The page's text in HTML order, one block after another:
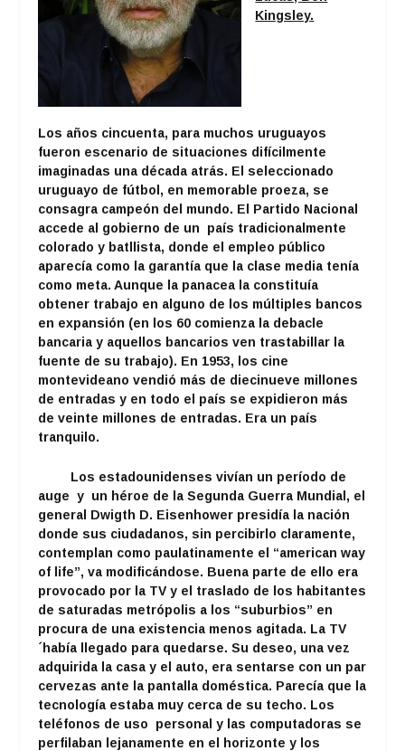
Kingsley.
Los años cincuenta, para muchos uruguayos
fueron escenario de situaciones difícilmente
imaginadas una década atrás. El seleccionado
uruguayo de fútbol, en memorable proeza, se
consagra campeón del mundo. El Partido Nacional
accede al gobierno de un país tradicionalmente
colorado y batllista, donde el empleo público
aparecía como la garantía que la clase media tenía
como meta. Aunque la panacea la constituía
obtener trabajo en alguno de los múltiples bancos
en expansión (en los 60 comienza la debacle
bancaria y aquellos bancarios ven trastabillar la
fuente de su trabajo). En 1953, los cine
montevideano vendió más de diecinueve millones
de entradas y en todo el país se expidieron más
de veinte millones de entradas. Era un país
tranquilo.
Los estadounidenses vivían un período de
auge y un héroe de la Segunda Guerra Mundial, el
general Dwigth D. Eisenhower presidía la nación
donde sus ciudadanos, sin percibirlo claramente,
contemplan como paulatinamente el “american way
of life”, va modificándose. Buena parte de ello era
provocado por la TV y el traslado de los habitantes
de saturadas metrópolis a los “suburbios” en
procura de una existencia menos agitada. La TV
´había llegado para quedarse. Su deseo, una vez
adquirida la casa y el auto, era sentarse con un par
cervezas ante la pantalla doméstica. Parecía que la
tecnología estaba muy cerca de su techo. Los
teléfonos de uso personal y las computadoras se
perfilaban lejanamente en el horizonte y los